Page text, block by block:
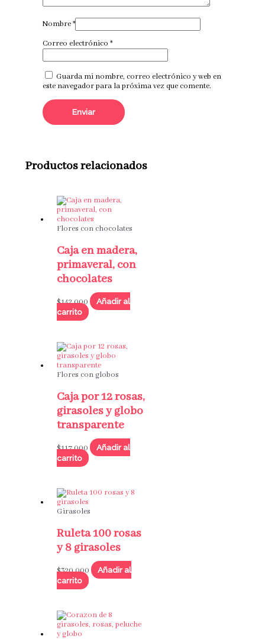
Nombre*
Correo electrónico *
Guarda mi nombre, correo electrónico y web en
este navegador para la próxima vez que comente.
Productos relacionados
Flores con chocolates
Caja en madera,
primaveral, con
chocolates
$142,000
Añadir al
carrito
Flores con globos
Caja por 12 rosas,
girasoles y globo
transparente
$117,000
Añadir al
carrito
Girasoles
Ruleta 100 rosas
y 8 girasoles
$320,000
Añadir al
carrito